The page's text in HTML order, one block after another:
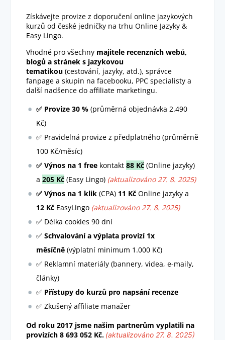
Získávejte provize z doporučení online jazykových
kurzů od české jedničky na trhu Online Jazyky &
Easy Lingo.
Vhodné pro všechny majitele recenzních webů,
blogů a stránek s jazykovou
tematikou (cestování, jazyky, atd.), správce
fanpage a skupin na facebooku, PPC specialisty a
další nadšence do affiliate marketingu.
✅ Provize 30 %(průměrná objednávka 2.490
Kč)
✅ Pravidelná provize z předplatného (průměrně
100 Kč/měsíc)
✅ Výnos na 1 free kontakt88 Kč (Online jazyky)
a205 Kč (Easy Lingo) (aktualizováno 27. 8. 2025)
✅ Výnos na 1 klik(CPA) 11 Kč Online jazyky a
12 Kč EasyLingo (aktualizováno 27. 8. 2025)
✅ Délka cookies 90 dní
✅Schvalování a výplata provizí 1x
měsíčně(výplatní minimum 1.000 Kč)
✅ Reklamní materiály (bannery, videa, e-maily,
články)
✅ Přístupy do kurzů pro napsání recenze
✅ Zkušený affiliate manažer
Od roku 2017 jsme našim partnerům vyplatili na
provizích8 693 052 Kč. (aktualizováno 27. 8. 2025)